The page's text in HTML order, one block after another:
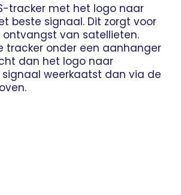
tracker met het logo naar
beste signaal. Dit zorgt voor
van satellieten.
tracker onder een aanhanger
dan het logo naar
signaal weerkaatst dan via de